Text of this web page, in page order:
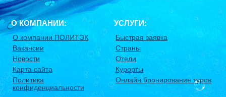
О КОМПАНИИ:
О компании ПОЛИТЭК
Вакансии
Новости
Карта сайта
Политика
конфиденциальности
УСЛУГИ:
Быстрая заявка
Страны
Отели
Курорты
Онлайн бронирование туров